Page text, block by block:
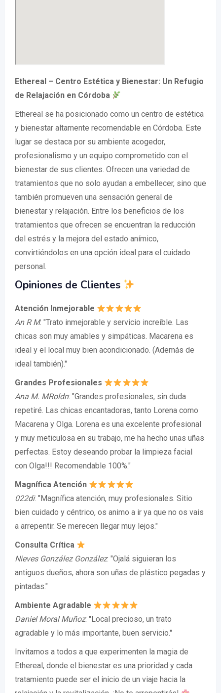
Ethereal – Centro Estética y Bienestar: Un Refugio
de Relajación en Córdoba
Ethereal se ha posicionado como un centro de estética
y bienestar altamente recomendable en Córdoba. Este
lugar se destaca por su ambiente acogedor,
profesionalismo y un equipo comprometido con el
bienestar de sus clientes. Ofrecen una variedad de
tratamientos que no solo ayudan a embellecer, sino que
también promueven una sensación general de
bienestar y relajación. Entre los beneficios de los
tratamientos que ofrecen se encuentran la reducción
del estrés y la mejora del estado anímico,
convirtiéndolos en una opción ideal para el cuidado
personal.
Opiniones de Clientes
Atención Inmejorable
An R M: "Trato inmejorable y servicio increíble. Las
chicas son muy amables y simpáticas. Macarena es
ideal y el local muy bien acondicionado. (Además de
ideal también)."
Grandes Profesionales
Ana M. MRoldn: "Grandes profesionales, sin duda
repetiré. Las chicas encantadoras, tanto Lorena como
Macarena y Olga. Lorena es una excelente profesional
y muy meticulosa en su trabajo, me ha hecho unas uñas
perfectas. Estoy deseando probar la limpieza facial
con Olga!!! Recomendable 100%."
Magnífica Atención
022di: "Magnífica atención, muy profesionales. Sitio
bien cuidado y céntrico, os animo a ir ya que no os vais
a arrepentir. Se merecen llegar muy lejos."
Consulta Crítica
Nieves González González: "Ojalá siguieran los
antiguos dueños, ahora son uñas de plástico pegadas y
pintadas."
Ambiente Agradable
Daniel Moral Muñoz: "Local precioso, un trato
agradable y lo más importante, buen servicio."
Invitamos a todos a que experimenten la magia de
Ethereal, donde el bienestar es una prioridad y cada
tratamiento puede ser el inicio de un viaje hacia la